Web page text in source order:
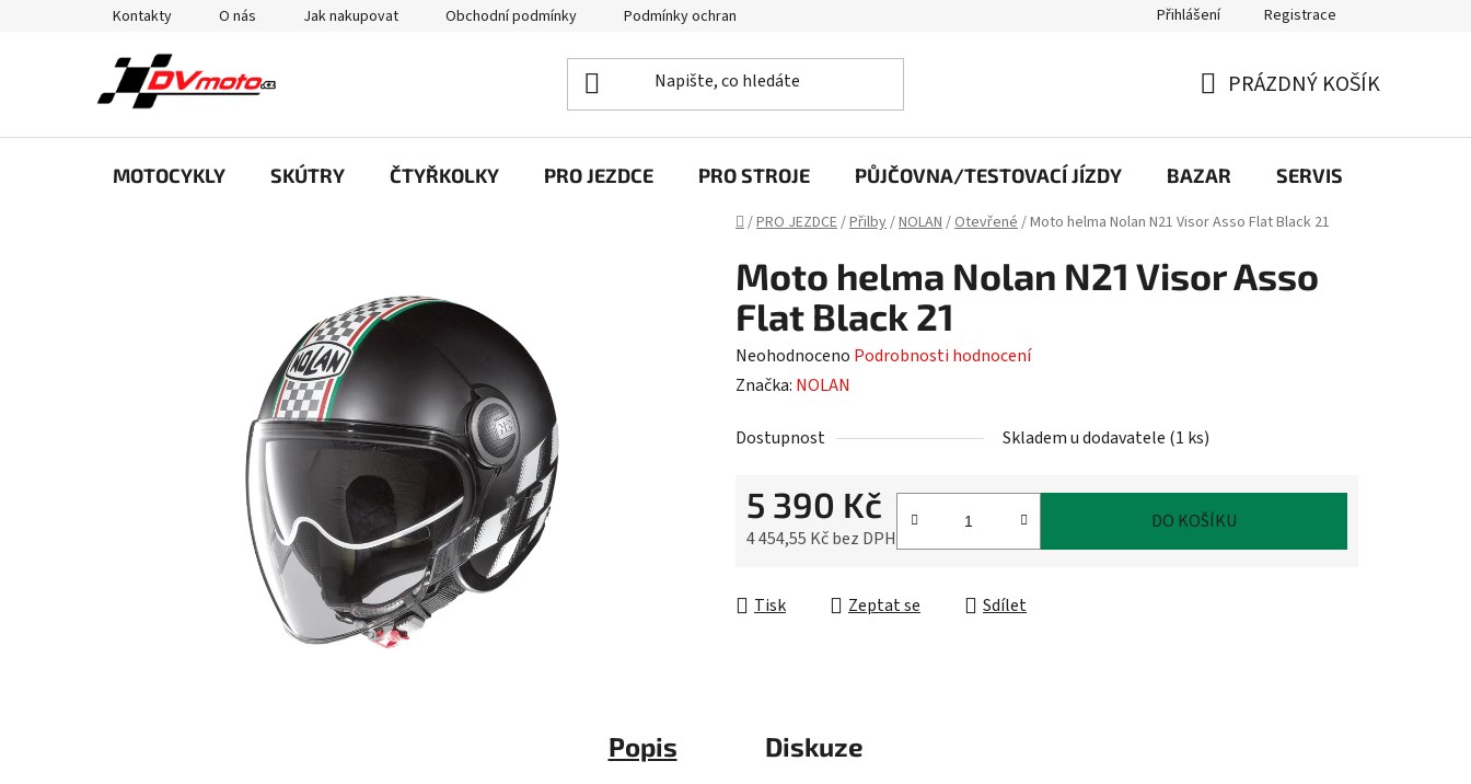
Kontakty O nás Jak nakupovat Obchodní podmínky Podmínky ochrany osobních údajů Přihlášení Registrace
KOŠÍK
PRÁZDNÝ KOŠÍK
MOTOCYKLY SKÚTRY ČTYŘKOLKY PRO JEZDCE PRO STROJE PŮJČOVNA/TESTOVACÍ JÍZDY BAZAR SERVIS
Domů
/PRO JEZDCE/Přilby/NOLAN/Otevřené/Moto helma Nolan N21 Visor Asso Flat Black 21
Moto helma Nolan N21 Visor Asso
Flat Black 21
Průměrné
hodnocení
je
Neohodnoceno Podrobnosti hodnocení
Značka: NOLAN
Dostupnost Skladem u dodavatele (1 ks)
5 390 Kč
4 454,55 Kč bez DPH
DO KOŠÍKU
Tisk Zeptat se Sdílet
Popis Diskuze